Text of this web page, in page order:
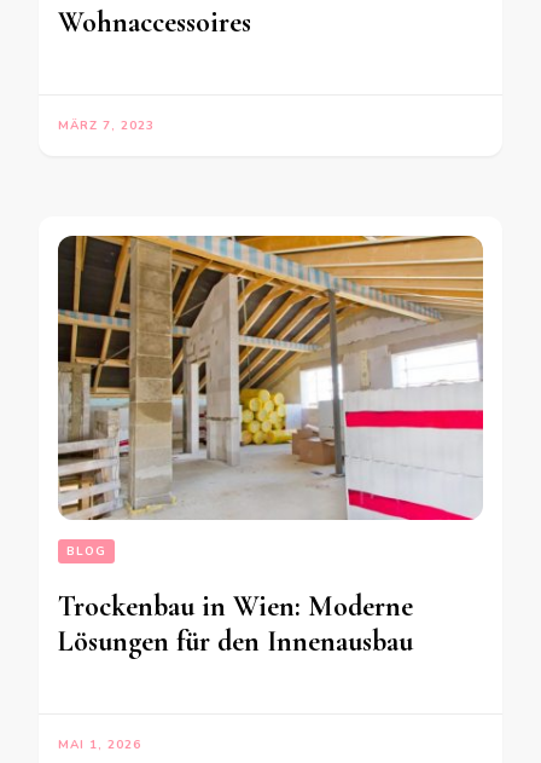
Wohnaccessoires
MÄRZ 7, 2023
BLOG
Trockenbau in Wien: Moderne
Lösungen für den Innenausbau
MAI 1, 2026